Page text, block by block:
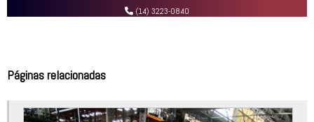
Adequação nr12 serra fita vertical
Análise de risco industrial
(14) 3223-0840
Páginas relacionadas